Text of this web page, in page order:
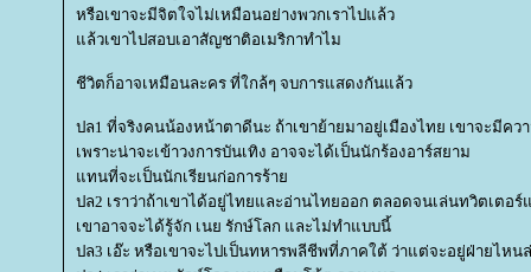
หรือเขาจะมีจิตใจไม่เหมือนอย่างพวกเราไปแล้ว
ล้วเขาไปสอบเอาสัญชาติอเมริกาทำไม
ชีวิตก็อาจเหมือนละคร ที่ใกล้ๆ จบการแสดงกันแล้ว
ปล1 ที่จริงคนน้องหน้าตาดีนะ ถ้าเขาย้ายมาอยู่เมืองไทย เขาจะมีคว
เพราะน่าจะเข้าวงการบันเทิง อาจจะได้เป็นนักร้องอาร์สยาม
ทนที่จะเป็นนักเรียนก่อการร้า
ปล2 เราว่าถ้าเขาได้อยู่ไทยและอ่านไทยออก ตลอดจนเล่นทวิตเตอร์
เขาอาจจะได้รู้จัก เนย รักษ์โลก และไม่ทำแบบนี้
ปล3 เอ๊ะ หรือเขาจะไปเป็นทหารพลีชีพที่ภาคใต้ ว่าแต่จะอยู่ฝ่ายไหน